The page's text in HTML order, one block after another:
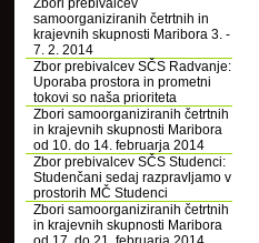
Zbori prebivalcev
samoorganiziranih četrtnih in
krajevnih skupnosti Maribora 3. -
7. 2. 2014
Zbor prebivalcev SČS Radvanje:
Uporaba prostora in prometni
tokovi so naša prioriteta
Zbori samoorganiziranih četrtnih
in krajevnih skupnosti Maribora
od 10. do 14. februarja 2014
Zbor prebivalcev SČS Studenci:
Studenčani sedaj razpravljamo v
prostorih MČ Studenci
Zbori samoorganiziranih četrtnih
in krajevnih skupnosti Maribora